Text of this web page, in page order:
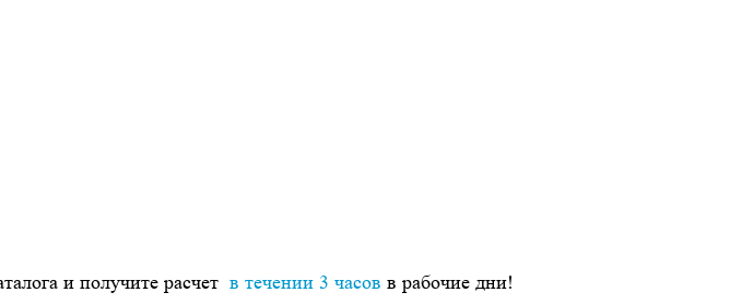
и получите расчет в течении 3 часов в рабочие дни!